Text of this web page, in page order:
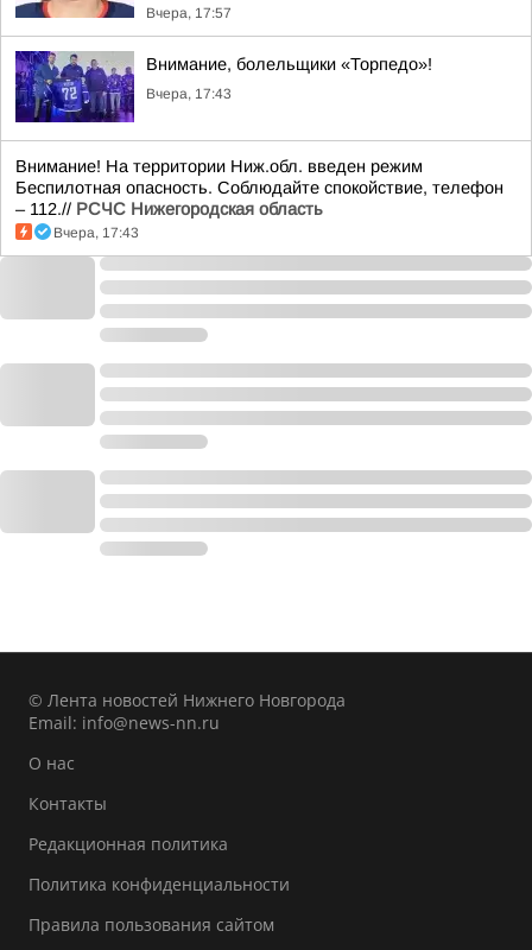
Вчера, 17:57
Внимание, болельщики «Торпедо»!
Вчера, 17:43
Внимание! На территории Ниж.обл. введен режим
Беспилотная опасность. Соблюдайте спокойствие, телефон
– 112.// РСЧС Нижегородская область
Вчера, 17:43
© Лента новостей Нижнего Новгорода
Email: info@news-nn.ru
О нас
Контакты
Редакционная политика
Политика конфиденциальности
Правила пользования сайтом